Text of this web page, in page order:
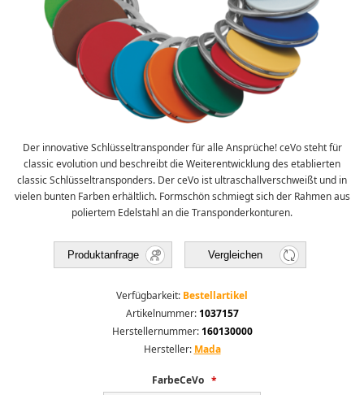
Der innovative Schlüssel­transponder für alle Ansprüche! ceVo steht für
classic evolution und beschreibt die Weiterentwicklung des etablierten
classic Schlüsseltransponders. Der ceVo ist ultraschallverschweißt und in
vielen bunten Farben erhältlich. Formschön schmiegt sich der Rahmen aus
poliertem Edelstahl an die Transponderkonturen.
Produktanfrage Vergleichen
Verfügbarkeit: Bestellartikel
Artikelnummer: 1037157
Herstellernummer: 160130000
Hersteller: Mada
FarbeCeVo *